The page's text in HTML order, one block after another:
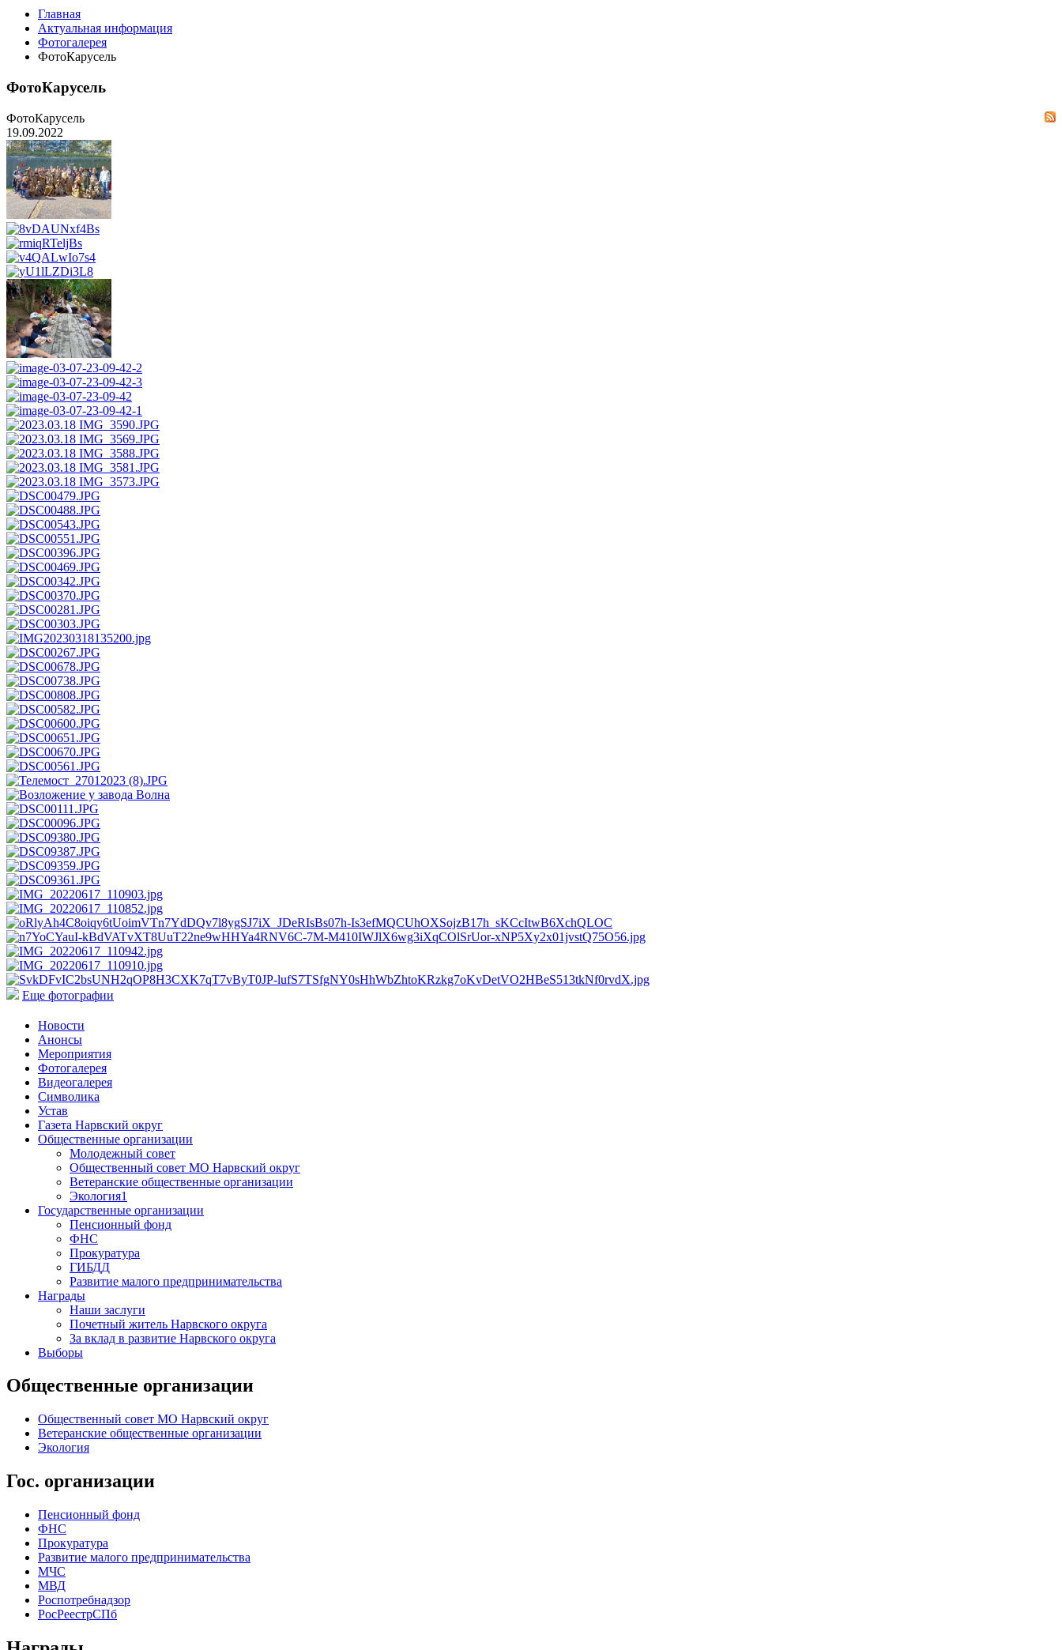
Главная
Актуальная информация
Фотогалерея
ФотоКарусель
ФотоКарусель
ФотоКарусель
19.09.2022
Еще фотографии
Новости
Анонсы
Мероприятия
Фотогалерея
Видеогалерея
Символика
Устав
Газета Нарвский округ
Общественные организации
Молодежный совет
Общественный совет МО Нарвский округ
Ветеранские общественные организации
Экология1
Государственные организации
Пенсионный фонд
ФНС
Прокуратура
ГИБДД
Развитие малого предпринимательства
Награды
Наши заслуги
Почетный житель Нарвского округа
За вклад в развитие Нарвского округа
Выборы
Общественные организации
Общественный совет МО Нарвский округ
Ветеранские общественные организации
Экология
Гос. организации
Пенсионный фонд
ФНС
Прокуратура
Развитие малого предпринимательства
МЧС
МВД
Роспотребнадзор
РосРеестрСПб